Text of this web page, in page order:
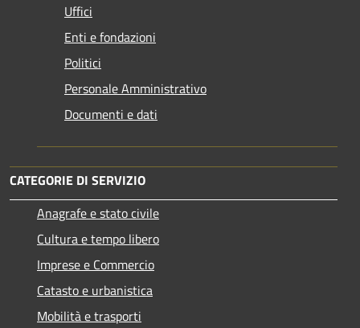
Uffici
Enti e fondazioni
Politici
Personale Amministrativo
Documenti e dati
CATEGORIE DI SERVIZIO
Anagrafe e stato civile
Cultura e tempo libero
Imprese e Commercio
Catasto e urbanistica
Mobilità e trasporti